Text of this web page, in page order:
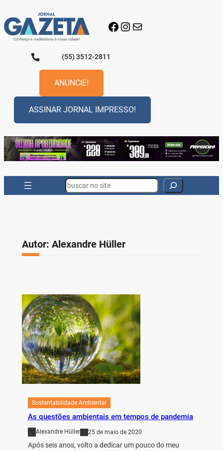
para
o
conteúdo
Facebook
Instagram
E-mail
(55) 3512-2811
ANUNCIE!
ASSINAR JORNAL IMPRESSO!
Search
Autor: Alexandre Hüller
Sustentabilidade Ambiental
As questões ambientais em tempos de pandemia
Alexandre Hüller 25 de maio de 2020
Após seis anos, volto a dedicar um pouco do meu